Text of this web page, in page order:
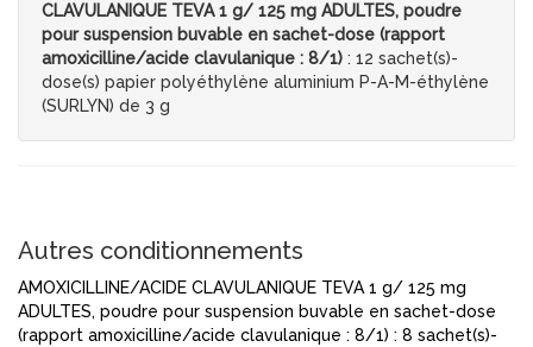
CLAVULANIQUE TEVA 1 g/ 125 mg ADULTES, poudre
pour suspension buvable en sachet-dose (rapport
amoxicilline/acide clavulanique : 8/1) : 12 sachet(s)-
dose(s) papier polyéthylène aluminium P-A-M-éthylène
(SURLYN) de 3 g
Autres conditionnements
AMOXICILLINE/ACIDE CLAVULANIQUE TEVA 1 g/ 125 mg
ADULTES, poudre pour suspension buvable en sachet-dose
(rapport amoxicilline/acide clavulanique : 8/1) : 8 sachet(s)-